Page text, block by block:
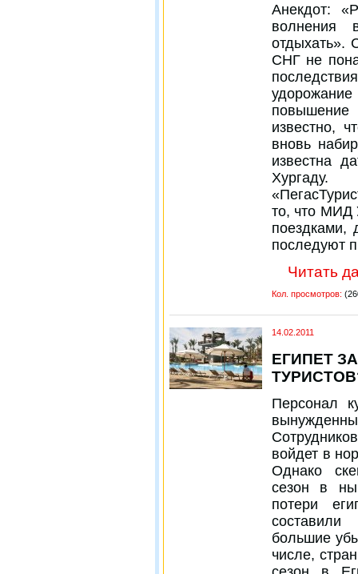
Анекдот:
волнения
отдыхать».
СНГ не
известно,
вновь
известна
то, что МИД
поездками,
последуют
Читать
Кол. просмотров:
14.02.2011
ЕГИПЕТ
Персонал
войдет в
Однако
сезон в
потери
большие
числе,